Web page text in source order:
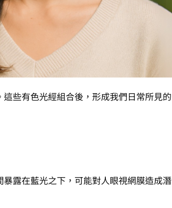
些有色光經組合後，形成我們日常所見的
露在藍光之下，可能對人眼視網膜造成潛